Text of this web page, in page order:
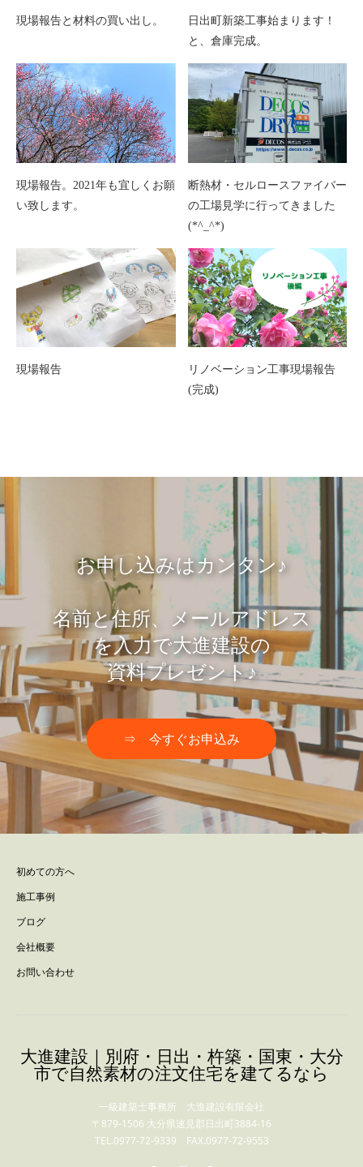
現場報告と材料の買い出し。
日出町新築工事始まります！
と、倉庫完成。
現場報告。2021年も宜しくお願
い致します。
断熱材・セルロースファイバー
の工場見学に行ってきました
(*^_^*)
現場報告
リノベーション工事現場報告
(完成)
お申し込みはカンタン♪
名前と住所、メールアドレス
を入力で大進建設の
資料プレゼント♪
⇒ 今すぐお申込み
初めての方へ
施工事例
ブログ
会社概要
お問い合わせ
大進建設｜別府・日出・杵築・国東・大分
市で自然素材の注文住宅を建てるなら
一級建築士事務所 大進建設有限会社
〒879-1506 大分県速見郡日出町3884-16
TEL.0977-72-9339 FAX.0977-72-9553